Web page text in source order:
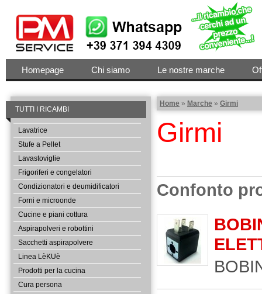
Homepage Chi siamo Le nostre marche
TUTTI I RICAMBI
Lavatrice
Stufe a Pellet
Lavastoviglie
Frigoriferi e congelatori
Condizionatori e deumidificatori
Forni e microonde
Cucine e piani cottura
Aspirapolveri e robottini
Sacchetti aspirapolvere
Linea LèKUè
Prodotti per la cucina
Cura persona
Home » Marche » Girmi
Girmi
Confonto